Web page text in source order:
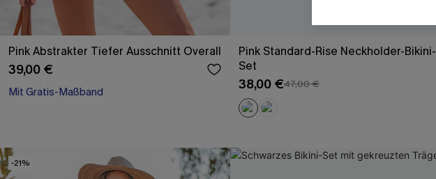
Pink Abstrakter Tiefer Ausschnitt Overall
39,00 €
Mit Gratis-Maßband
Gesmokt
Pink Standard-Rise Neckholder-Bikini-
Set
38,00 €47,00 €
-21%